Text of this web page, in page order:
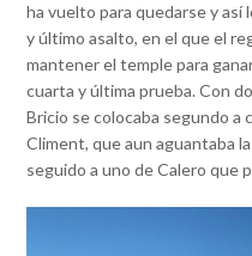
ha vuelto para quedarse y
y último asalto, en el que el
mantener el temple para
cuarta y última prueba. Con
Bricio se colocaba segundo
Climent, que aun aguantaba
seguido a uno de Calero que